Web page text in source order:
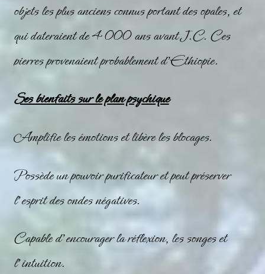
objets les plus anciens connus portant desopales, et
qui dateraient de 4 000 ans avant J.C. Ces
pierres provenaient probablement d’Ethiopie.
Ses bienfaits sur le plan psychique
Amplifie les émotions et libère les blocages.
Possède un pouvoir purificateur et peut préserver
l’esprit des ondes négatives.
Capable d’encourager la réflexion, les songes et
l’intuition.